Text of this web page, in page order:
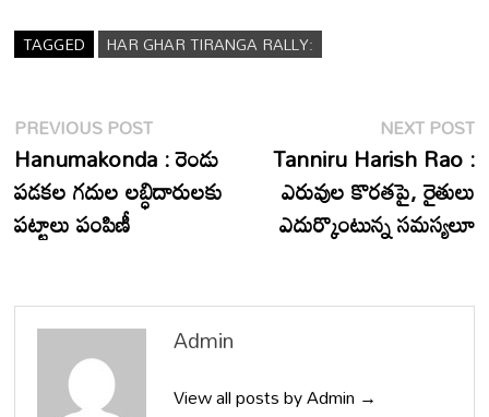
TAGGED HAR GHAR TIRANGA RALLY:
Post
navigation
PREVIOUS POSTPrevious
post:
Hanumakonda : రెండు
పడకల గదుల లబ్ధిదారులకు
పట్టాలు పంపిణీ
NEXT POST
Tanniru Harish Rao :
ఎరువుల కొరతపై, రైతులు
ఎదుర్కొంటున్న సమస్యలూ
Admin
View all posts by Admin →